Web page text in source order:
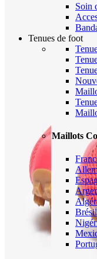
Soin
Tenues de foot
Maillots
Brésil